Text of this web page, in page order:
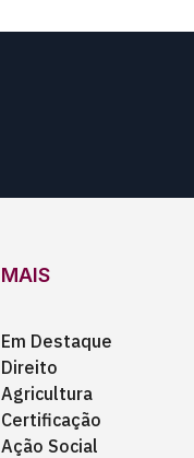
MAIS
Em Destaque
Direito
Agricultura
Certificação
Ação Social